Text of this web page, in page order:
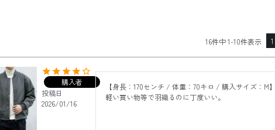
16件中1-10件表示 1
購入者
投稿日
2026/01/16
【身長：170センチ / 体重：70キロ / 購入サイズ：M
軽い買い物等で羽織るのに丁度いい。